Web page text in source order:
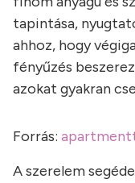
tapintása,
ahhoz, hogy
fényűzés
azokat gyakran
Forrás:
A szerelem